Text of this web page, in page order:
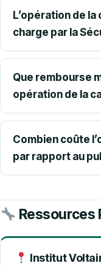
L’opération de
charge par la
Que rembourse
opération de la
Combien coûte
par rapport au
Ressources
Institut